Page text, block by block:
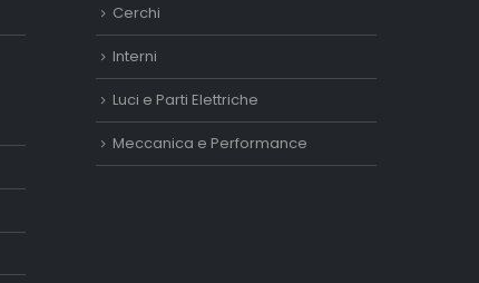
Cerchi
Interni
Luci e Parti Elettriche
Meccanica e Performance